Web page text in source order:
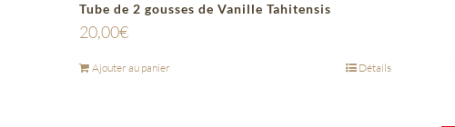
Tube de 2 gousses de Vanille Tahitensis
20,00€
Ajouter au panier Détails